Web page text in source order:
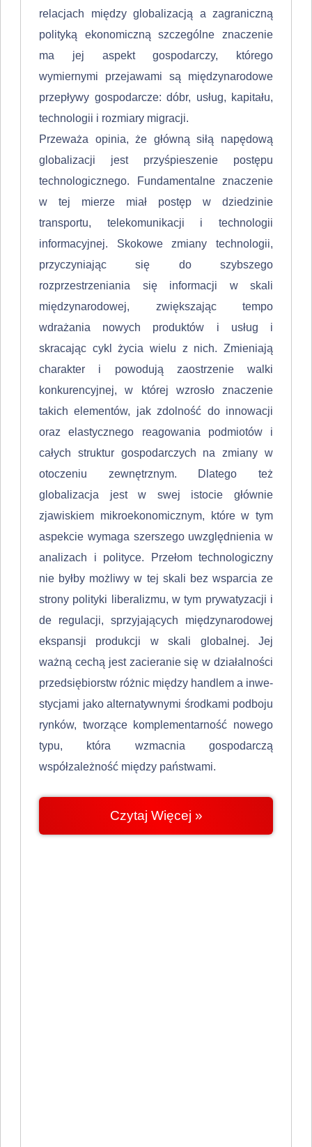
relacjach między globalizacją a zagraniczną
polityką ekonomiczną szczególne znaczenie
ma jej aspekt gospodarczy, którego
wymiernymi przejawami są międzynarodowe
przepływy gospodarcze: dóbr, usług, kapitału,
technologii i rozmiary migracji.
Przeważa opinia, że główną siłą napędową
globalizacji jest przyśpieszenie postępu
technologicznego. Fundamentalne znaczenie
w tej mierze miał postęp w dziedzinie
transportu, telekomunikacji i technologii
informacyjnej. Skoko­we zmiany technologii,
przyczyniając się do szybszego
rozprzestrzeniania się informacji w skali
międzynarodowej, zwiększając tempo
wdrażania nowych produktów i usług i
skracając cykl życia wielu z nich. Zmieniają
charakter i powodują zaostrzenie walki
konkurencyjnej, w której wzrosło znaczenie
takich elementów, jak zdolność do innowacji
oraz elastycznego reagowania podmio­tów i
całych struktur gospodarczych na zmiany w
otoczeniu zewnętrznym. Dlatego też
globalizacja jest w swej istocie głównie
zjawiskiem mikroekono­micznym, które w tym
aspekcie wymaga szerszego uwzględnienia w
analizach i polityce. Przełom technologiczny
nie byłby możliwy w tej skali bez wsparcia ze
strony polityki liberalizmu, w tym prywatyzacji i
de regulacji, sprzyjających międzynarodowej
ekspansji produkcji w skali globalnej. Jej
ważną cechą jest zacieranie się w działalności
przedsiębiorstw różnic między handlem a inwe­
stycjami jako alternatywnymi środkami podboju
rynków, tworzące komplementarność nowego
typu, która wzmacnia gospodarczą
współzależność między państwami.
Czytaj Więcej »